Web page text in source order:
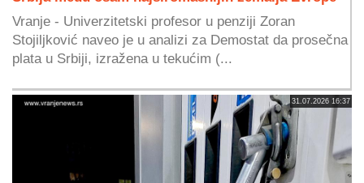
Vranje - Univerzitetski profesor u penziji Zoran
Stojiljković naveo je u analizi za Demostat da prosečna
plata u Srbiji, izražena u tekućim (...
31.07.2026 16:37